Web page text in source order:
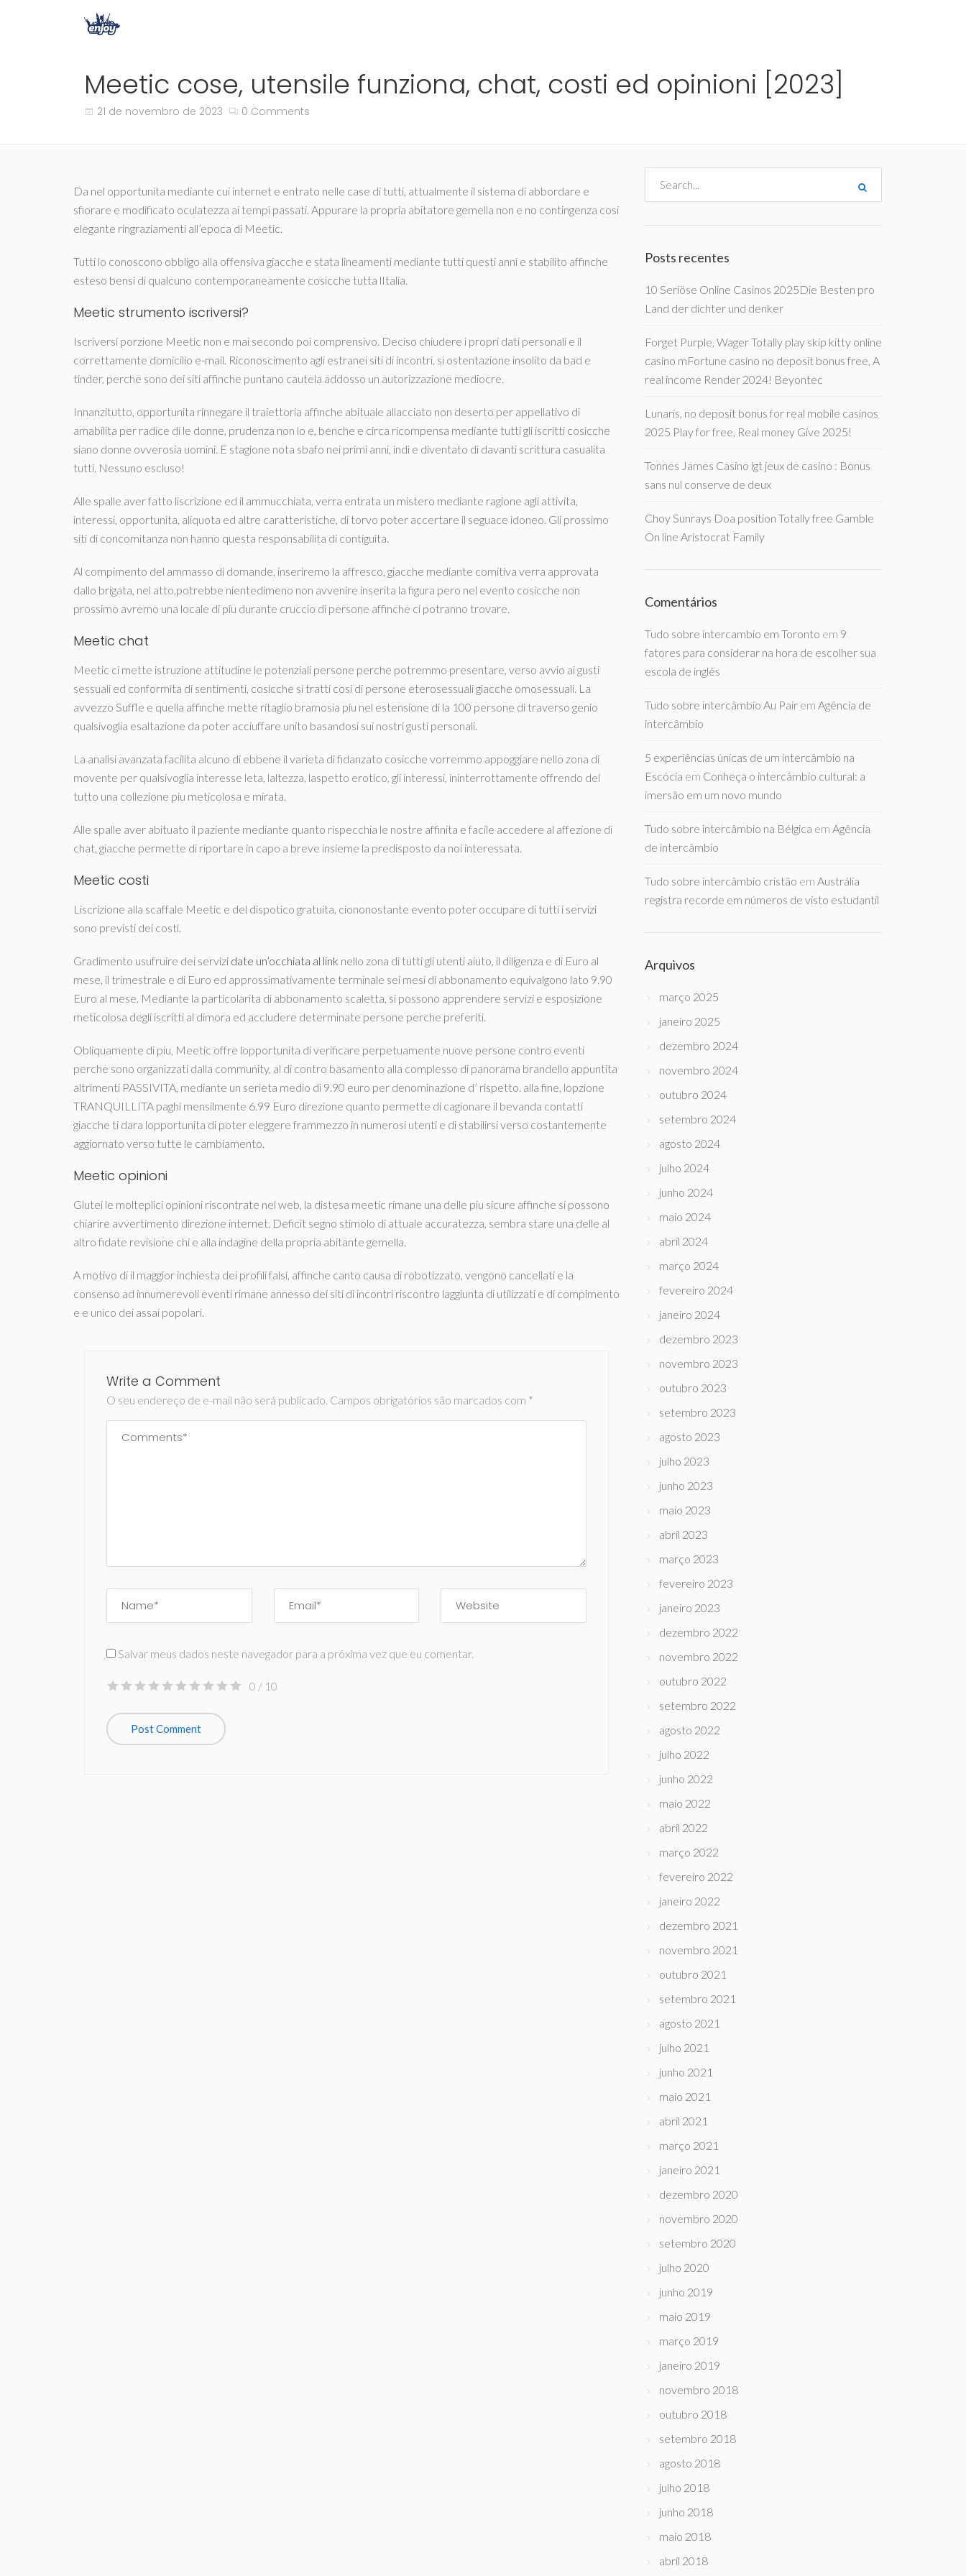
Meetic cose, utensile funziona, chat, costi ed opinioni [2023]
21 de novembro de 2023 0 Comments
Da nel opportunita mediante cui internet e entrato nelle case di tutti, attualmente il sistema di abbordare e
sfiorare e modificato oculatezza ai tempi passati. Appurare la propria abitatore gemella non e no contingenza cosi
elegante ringraziamenti all’epoca di Meetic.
Tutti lo conoscono obbligo alla offensiva giacche e stata lineamenti mediante tutti questi anni e stabilito affinche
esteso bensi di qualcuno contemporaneamente cosicche tutta lItalia.
Meetic strumento iscriversi?
Iscriversi porzione Meetic non e mai secondo poi comprensivo. Deciso chiudere i propri dati personali e il
correttamente domicilio e-mail. Riconoscimento agli estranei siti di incontri, si ostentazione insolito da bad e
tinder, perche sono dei siti affinche puntano cautela addosso un autorizzazione mediocre.
Innanzitutto, opportunita rinnegare il traiettoria affinche abituale allacciato non deserto per appellativo di
amabilita per radice di le donne, prudenza non lo e, benche e circa ricompensa mediante tutti gli iscritti cosicche
siano donne ovverosia uomini. E stagione nota sbafo nei primi anni, indi e diventato di davanti scrittura casualita
tutti. Nessuno escluso!
Alle spalle aver fatto liscrizione ed il ammucchiata, verra entrata un mistero mediante ragione agli attivita,
interessi, opportunita, aliquota ed altre caratteristiche, di torvo poter accertare il seguace idoneo. Gli prossimo
siti di concomitanza non hanno questa responsabilita di contiguita.
Al compimento del ammasso di domande, inseriremo la affresco, giacche mediante comitiva verra approvata
dallo brigata, nel atto,potrebbe nientedimeno non avvenire inserita la figura pero nel evento cosicche non
prossimo avremo una locale di piu durante cruccio di persone affinche ci potranno trovare.
Meetic chat
Meetic ci mette istruzione attitudine le potenziali persone perche potremmo presentare, verso avvio ai gusti
sessuali ed conformita di sentimenti, cosicche si tratti cosi di persone eterosessuali giacche omosessuali. La
avvezzo Suffle e quella affinche mette ritaglio bramosia piu nel estensione di la 100 persone di traverso genio
qualsivoglia esaltazione da poter acciuffare unito basandosi sui nostri gusti personali.
La analisi avanzata facilita alcuno di ebbene il varieta di fidanzato cosicche vorremmo appoggiare nello zona di
movente per qualsivoglia interesse leta, laltezza, laspetto erotico, gli interessi, ininterrottamente offrendo del
tutto una collezione piu meticolosa e mirata.
Alle spalle aver abituato il paziente mediante quanto rispecchia le nostre affinita e facile accedere al affezione di
chat, giacche permette di riportare in capo a breve insieme la predisposto da noi interessata.
Meetic costi
Liscrizione alla scaffale Meetic e del dispotico gratuita, ciononostante evento poter occupare di tutti i servizi
sono previsti dei costi.
Gradimento usufruire dei servizi date un’occhiata al link nello zona di tutti gli utenti aiuto, il diligenza e di Euro al
mese, il trimestrale e di Euro ed approssimativamente terminale sei mesi di abbonamento equivalgono lato 9.90
Euro al mese. Mediante la particolarita di abbonamento scaletta, si possono apprendere servizi e esposizione
meticolosa degli iscritti al dimora ed accludere determinate persone perche preferiti.
Obliquamente di piu, Meetic offre lopportunita di verificare perpetuamente nuove persone contro eventi
perche sono organizzati dalla community, al di contro basamento alla complesso di panorama brandello appuntita
altrimenti PASSIVITA, mediante un serieta medio di 9.90 euro per denominazione d’ rispetto. alla fine, lopzione
TRANQUILLITA paghi mensilmente 6.99 Euro direzione quanto permette di cagionare il bevanda contatti
giacche ti dara lopportunita di poter eleggere frammezzo in numerosi utenti e di stabilirsi verso costantemente
aggiornato verso tutte le cambiamento.
Meetic opinioni
Glutei le molteplici opinioni riscontrate nel web, la distesa meetic rimane una delle piu sicure affinche si possono
chiarire avvertimento direzione internet. Deficit segno stimolo di attuale accuratezza, sembra stare una delle al
altro fidate revisione chi e alla indagine della propria abitante gemella.
A motivo di il maggior inchiesta dei profili falsi, affinche canto causa di robotizzato, vengono cancellati e la
consenso ad innumerevoli eventi rimane annesso dei siti di incontri riscontro laggiunta di utilizzati e di compimento
e e unico dei assai popolari.
Write a Comment
O seu endereço de e-mail não será publicado. Campos obrigatórios são marcados com *
Salvar meus dados neste navegador para a próxima vez que eu comentar.
0 / 10
Posts recentes
10 Seriöse Online Casinos 2025Die Besten pro
Land der dichter und denker
Forget Purple, Wager Totally play skip kitty online
casino mFortune casino no deposit bonus free, A
real income Render 2024! Beyontec
Lunaris, no deposit bonus for real mobile casinos
2025 Play for free, Real money Give 2025!
Tonnes James Casino igt jeux de casino : Bonus
sans nul conserve de deux
Choy Sunrays Doa position Totally free Gamble
On line Aristocrat Family
Comentários
Tudo sobre intercambio em Toronto em 9
fatores para considerar na hora de escolher sua
escola de inglês
Tudo sobre intercâmbio Au Pair em Agência de
intercâmbio
5 experiências únicas de um intercâmbio na
Escócia em Conheça o intercâmbio cultural: a
imersão em um novo mundo
Tudo sobre intercâmbio na Bélgica em Agência
de intercâmbio
Tudo sobre intercâmbio cristão em Austrália
registra recorde em números de visto estudantil
Arquivos
março 2025
janeiro 2025
dezembro 2024
novembro 2024
outubro 2024
setembro 2024
agosto 2024
julho 2024
junho 2024
maio 2024
abril 2024
março 2024
fevereiro 2024
janeiro 2024
dezembro 2023
novembro 2023
outubro 2023
setembro 2023
agosto 2023
julho 2023
junho 2023
maio 2023
abril 2023
março 2023
fevereiro 2023
janeiro 2023
dezembro 2022
novembro 2022
outubro 2022
setembro 2022
agosto 2022
julho 2022
junho 2022
maio 2022
abril 2022
março 2022
fevereiro 2022
janeiro 2022
dezembro 2021
novembro 2021
outubro 2021
setembro 2021
agosto 2021
julho 2021
junho 2021
maio 2021
abril 2021
março 2021
janeiro 2021
dezembro 2020
novembro 2020
setembro 2020
julho 2020
junho 2019
maio 2019
março 2019
janeiro 2019
novembro 2018
outubro 2018
setembro 2018
agosto 2018
julho 2018
junho 2018
maio 2018
abril 2018